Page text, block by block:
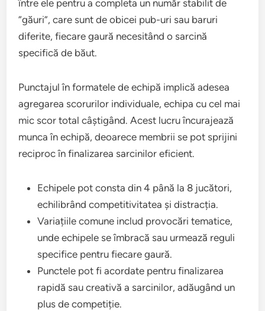
între ele pentru a completa un număr stabilit de
“găuri”, care sunt de obicei pub-uri sau baruri
diferite, fiecare gaură necesitând o sarcină
specifică de băut.
Punctajul în formatele de echipă implică adesea
agregarea scorurilor individuale, echipa cu cel mai
mic scor total câștigând. Acest lucru încurajează
munca în echipă, deoarece membrii se pot sprijini
reciproc în finalizarea sarcinilor eficient.
Echipele pot consta din 4 până la 8 jucători,
echilibrând competitivitatea și distracția.
Variațiile comune includ provocări tematice,
unde echipele se îmbracă sau urmează reguli
specifice pentru fiecare gaură.
Punctele pot fi acordate pentru finalizarea
rapidă sau creativă a sarcinilor, adăugând un
plus de competiție.